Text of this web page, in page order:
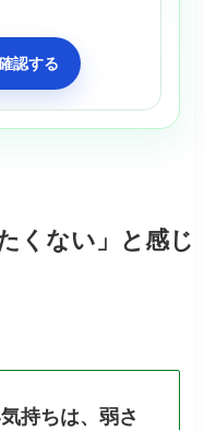
認する
くない」と感じ
持ちは、弱さ